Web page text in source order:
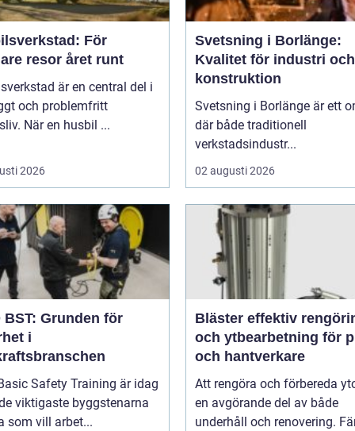
För
resor året runt
är en central del i
och problemfritt
När en husbil ...
2026
Svetsning i Borlänge:
Kvalitet för industri och
konstruktion
Svetsning i Borlänge är ett
där både traditionell
verkstadsindustr...
02 augusti 2026
BST: Grunden för
i
Safety Training är idag
viktigaste byggstenarna
som vill arbet...
Bläster effektiv rengöring
och ytbearbetning för
och hantverkare
Att rengöra och förbereda
en avgörande del av både
underhåll och renovering.